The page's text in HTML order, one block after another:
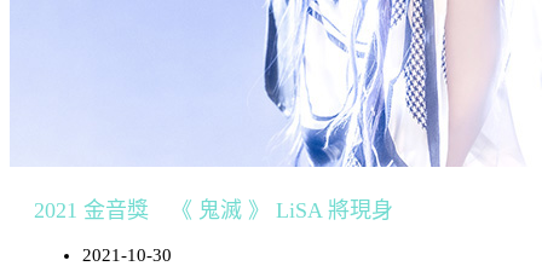
2021 金音獎 《 鬼滅 》 LiSA 將現身
2021-10-30